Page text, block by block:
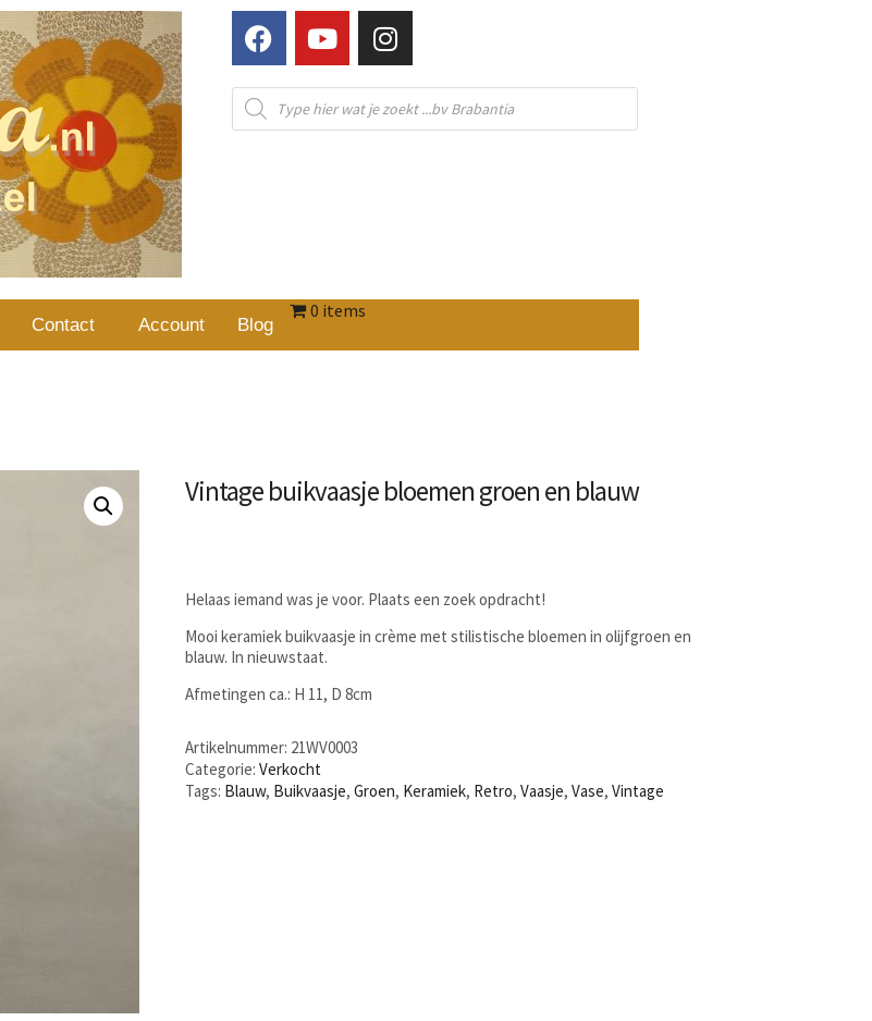
Contact Account Blog
0 items
Vintage buikvaasje bloemen groen en blauw
Helaas iemand was je voor. Plaats een zoek opdracht!
Mooi keramiek buikvaasje in crème met stilistische bloemen in olijfgroen en
blauw. In nieuwstaat.
Afmetingen ca.: H 11, D 8cm
Artikelnummer: 21WV0003
Categorie:Verkocht
Tags: Blauw, Buikvaasje,Groen, Keramiek, Retro,Vaasje,Vase,Vintage